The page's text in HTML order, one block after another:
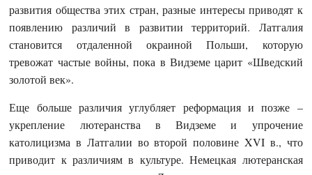
развития общества этих стран, разные интересы приводят к
появлению различий в развитии территорий. Латгалия
становится отдаленной окраиной Польши, которую
тревожат частые войны, пока в Видземе царит «Шведский
золотой век».
Еще больше различия углубляет реформация и позже –
укрепление лютеранства в Видземе и упрочение
католицизма в Латгалии во второй половине XVI в., что
приводит к различиям в культуре. Немецкая лютеранская